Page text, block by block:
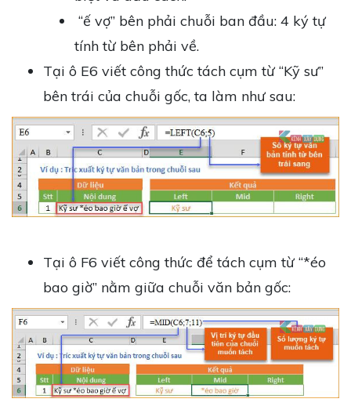
“ế vợ” bên phải chuỗi ban đầu: 4 ký tự
tính từ bên phải về.
Tại ô E6 viết công thức tách cụm từ “Kỹ sư”
bên trái của chuỗi gốc, ta làm như sau:
Tại ô F6 viết công thức để tách cụm từ “*éo
bao giờ” nằm giữa chuỗi văn bản gốc: